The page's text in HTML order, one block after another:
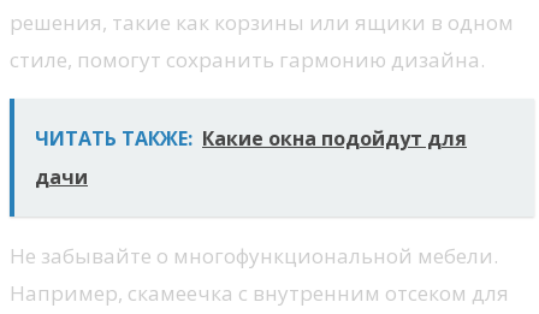
решения, такие как корзины или ящики в одном
стиле, помогут сохранить гармонию дизайна.
ЧИТАТЬ ТАКЖЕ: Какие окна подойдут для
дачи
Не забывайте о многофункциональной мебели.
Например, скамеечка с внутренним отсеком для